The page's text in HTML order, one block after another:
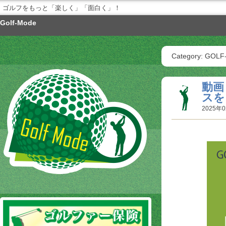
ゴルフをもっと「楽しく」「面白く」！
Golf-Mode
Category:
動
ス
2025年